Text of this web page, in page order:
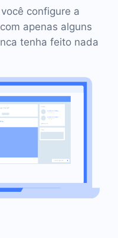
configure a
apenas alguns
tenha feito nada